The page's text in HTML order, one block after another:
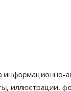
иллюстрации,